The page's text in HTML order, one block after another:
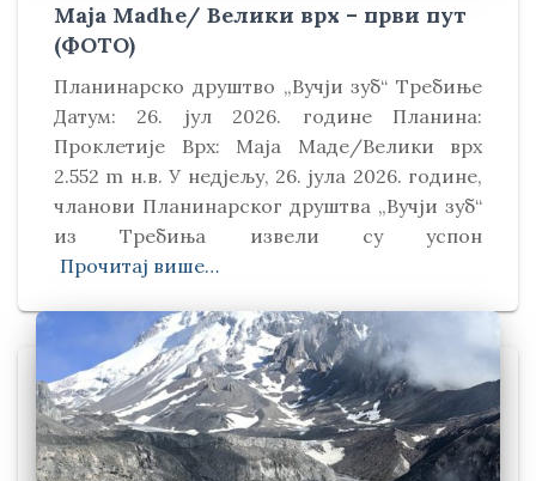
Maja Madhe/ Велики врх – први пут
(ФОТО)
Планинарско друштво „Вучји зуб“ Требиње
Датум: 26. јул 2026. године Планина:
Проклетије Врх: Маја Маде/Велики врх
2.552 m н.в. У недјељу, 26. јула 2026. године,
чланови Планинарског друштва „Вучји зуб“
из Требиња извели су успон
Прочитај више…